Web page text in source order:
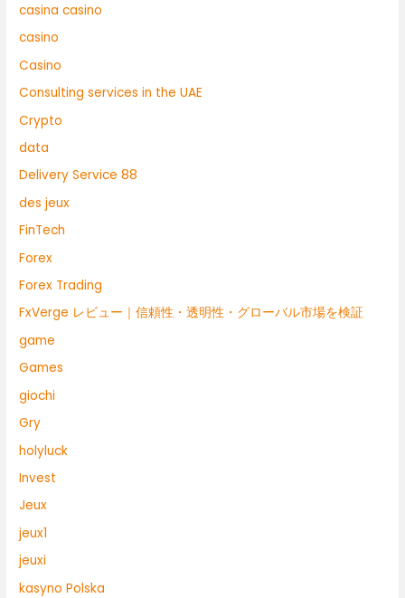
casina casino
casino
Casino
Consulting services in the UAE
Crypto
data
Delivery Service 88
des jeux
FinTech
Forex
Forex Trading
FxVerge レビュー｜信頼性・透明性・グローバル市場を検証
game
Games
giochi
Gry
holyluck
Invest
Jeux
jeux1
jeuxi
kasyno Polska